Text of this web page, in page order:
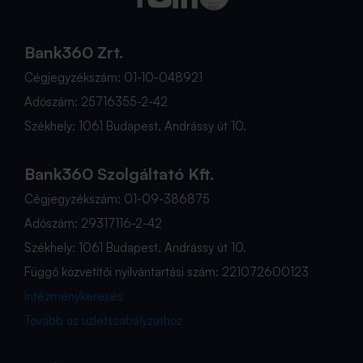
Bank360 Zrt.
Cégjegyzékszám: 01-10-048921
Adószám: 25716355-2-42
Székhely: 1061 Budapest, Andrássy út 10.
Bank360 Szolgáltató Kft.
Cégjegyzékszám: 01-09-386875
Adószám: 29317116-2-42
Székhely: 1061 Budapest, Andrássy út 10.
Függő közvetítői nyilvántartási szám: 221072600123
Intézménykeresés
Tovább az üzletszabályzathoz